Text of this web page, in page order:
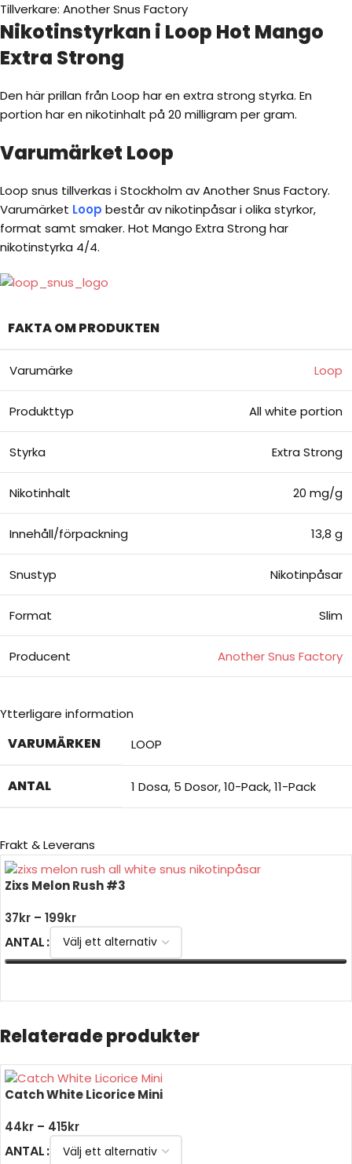
Tillverkare: Another Snus Factory
Nikotinstyrkan i Loop Hot Mango
Extra Strong
Den här prillan från Loop har en extra strong styrka. En
portion har en nikotinhalt på 20 milligram per gram.
Varumärket Loop
Loop snus tillverkas i Stockholm av Another Snus Factory.
Varumärket Loop består av nikotinpåsar i olika styrkor,
format samt smaker. Hot Mango Extra Strong har
nikotinstyrka 4/4.
FAKTA OM PRODUKTEN
Varumärke Loop
Produkttyp All white portion
Styrka Extra Strong
Nikotinhalt 20 mg/g
Innehåll/förpackning 13,8 g
Snustyp Nikotinpåsar
Format Slim
Producent Another Snus Factory
Ytterligare information
VARUMÄRKEN LOOP
ANTAL 1 Dosa, 5 Dosor,10-Pack,11-Pack
Frakt & Leverans
Zixs Melon Rush #3
37kr – 199kr
ANTAL
Relaterade produkter
Catch White Licorice Mini
44kr – 415kr
ANTAL